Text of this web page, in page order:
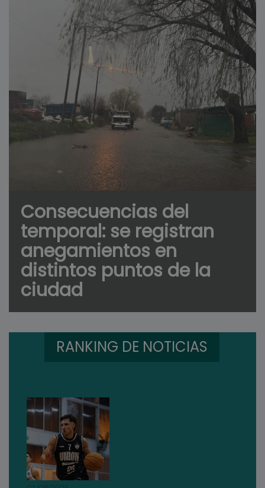
Consecuencias del
temporal: se registran
anegamientos en
distintos puntos de la
ciudad
RANKING DE NOTICIAS